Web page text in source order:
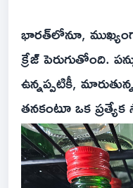
భారత్‌లోనూ,
క్రేజ్ పెరుగుతోంది.
ఉన్నప్పటికీ,
తనకంటూ ఒక